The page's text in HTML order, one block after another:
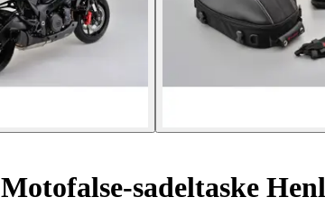
Motofalse-sadeltaske